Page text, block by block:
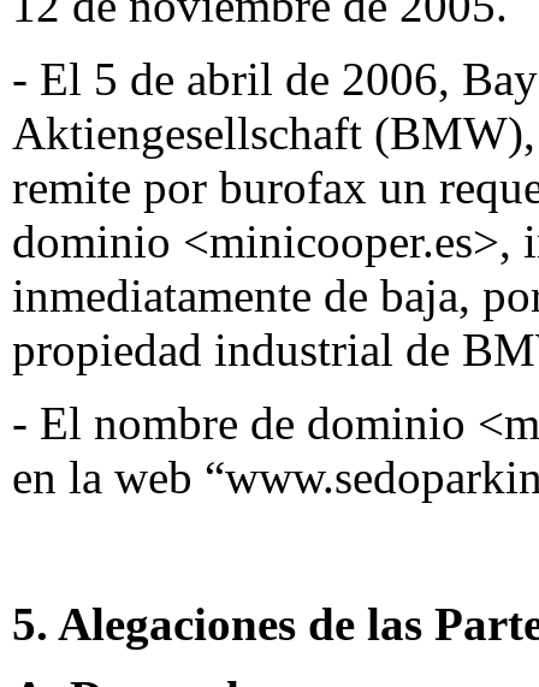
- El 5 de abril de 2006,
Aktiengesellschaft (BMW),
remite por burofax un
dominio <minicooper.es>,
inmediatamente de baja,
propiedad industrial de
- El nombre de dominio
en la web
5. Alegaciones de las